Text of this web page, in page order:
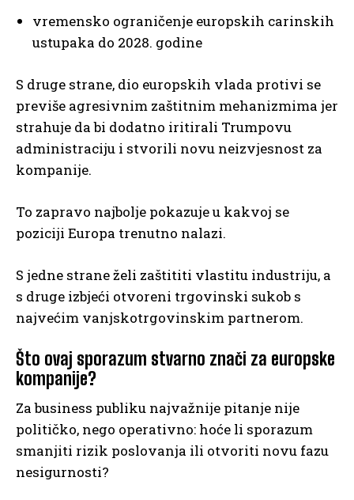
vremensko ograničenje europskih carinskih
ustupaka do 2028. godine
S druge strane, dio europskih vlada protivi se
previše agresivnim zaštitnim mehanizmima jer
strahuje da bi dodatno iritirali Trumpovu
administraciju i stvorili novu neizvjesnost za
kompanije.
To zapravo najbolje pokazuje u kakvoj se
poziciji Europa trenutno nalazi.
S jedne strane želi zaštititi vlastitu industriju, a
s druge izbjeći otvoreni trgovinski sukob s
najvećim vanjskotrgovinskim partnerom.
Što ovaj sporazum stvarno znači za europske
kompanije?
Za business publiku najvažnije pitanje nije
političko, nego operativno: hoće li sporazum
smanjiti rizik poslovanja ili otvoriti novu fazu
nesigurnosti?